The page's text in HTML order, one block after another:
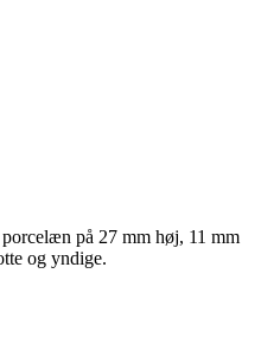
på 27 mm høj, 11 mm
og yndige.